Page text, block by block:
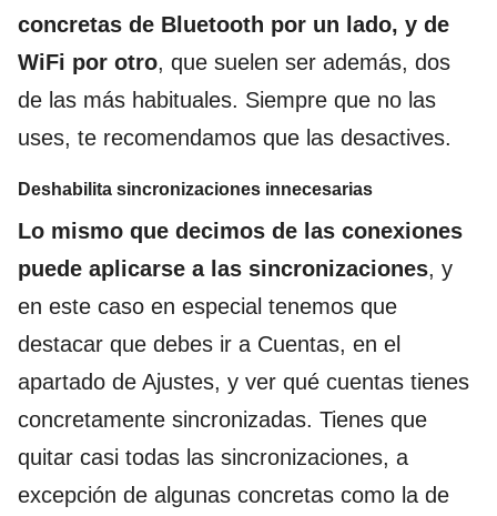
concretas de Bluetooth por un lado, y de
WiFi por otro, que suelen ser además, dos
de las más habituales. Siempre que no las
uses, te recomendamos que las desactives.
Deshabilita sincronizaciones innecesarias
Lo mismo que decimos de las conexiones
puede aplicarse a las sincronizaciones, y
en este caso en especial tenemos que
destacar que debes ir a Cuentas, en el
apartado de Ajustes, y ver qué cuentas tienes
concretamente sincronizadas. Tienes que
quitar casi todas las sincronizaciones, a
excepción de algunas concretas como la de